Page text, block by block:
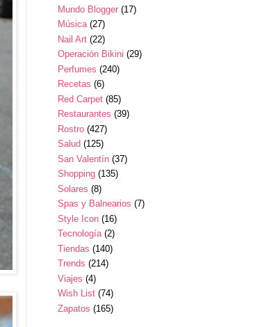
Mundo Blogger (17)
Música (27)
Nail Art (22)
Operación Bikini (29)
Perfumes (240)
Recetas (6)
Red Carpet (85)
Restaurantes (39)
Rostro (427)
Salud (125)
San Valentín (37)
Shopping (135)
Solares (8)
Spas y Balnearios (7)
Style Icon (16)
Tecnología (2)
Tiendas (140)
Trends (214)
Viajes (4)
Wish List (74)
Zapatos (165)